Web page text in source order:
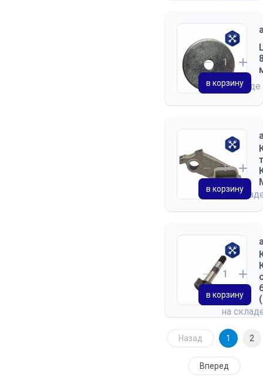
на складе
в корзину
на
в корзину
на
в корзину
Назад 1 2
Вперед